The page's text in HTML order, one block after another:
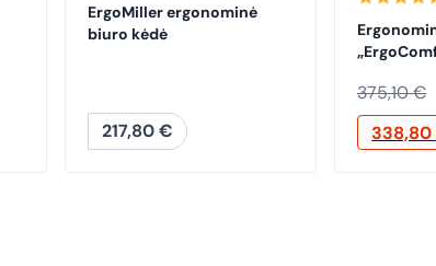
ErgoMiller ergonominė
biuro kėdė
217,80€
375,10€
Original
price
338,80